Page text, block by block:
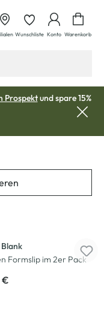
Wunschliste Konto Warenkorb
Prospektund spare 15%
Formslip im 2er Pack
€